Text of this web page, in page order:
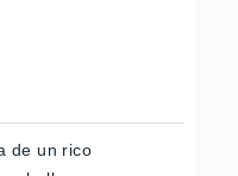
de un rico